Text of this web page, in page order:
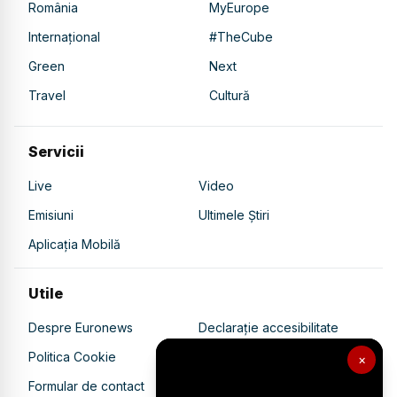
×
România
MyEurope
Internațional
#TheCube
Green
Next
Travel
Cultură
Servicii
Live
Video
Emisiuni
Ultimele Știri
Aplicația Mobilă
Utile
Despre Euronews
Declarație accesibilitate
Politica Cookie
Politica de confidențialitate
Formular de contact